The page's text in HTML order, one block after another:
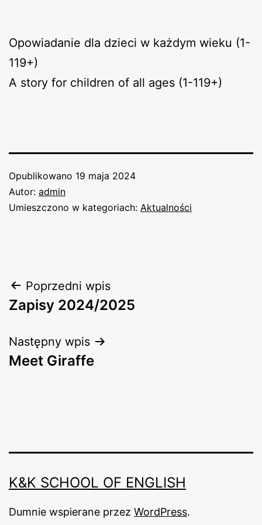
Opowiadanie dla dzieci w każdym wieku (1-
119+)
A story for children of all ages (1-119+)
Opublikowano 19 maja 2024
Autor: admin
Umieszczono w kategoriach: Aktualności
Nawigacja
wpisu
Poprzedni wpis
Zapisy 2024/2025
Następny wpis
Meet Giraffe
K&K SCHOOL OF ENGLISH
Dumnie wspierane przez WordPress.